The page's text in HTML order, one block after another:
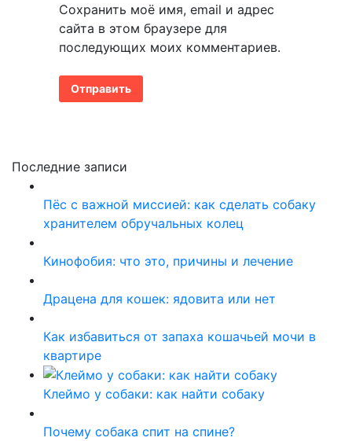
Сохранить моё имя, email и адрес
сайта в этом браузере для
последующих моих комментариев.
Последние записи
Пёс с важной миссией: как сделать собаку
хранителем обручальных колец
Кинофобия: что это, причины и лечение
Драцена для кошек: ядовита или нет
Как избавиться от запаха кошачьей мочи в
квартире
Клеймо у собаки: как найти собаку
Почему собака спит на спине?